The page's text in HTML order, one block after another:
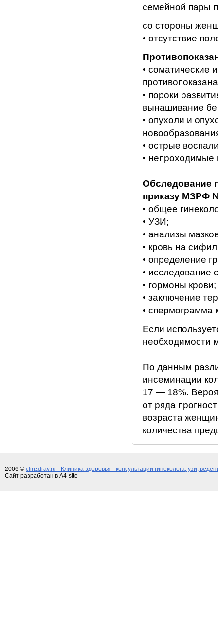
семейной пары
со стороны
• отсутствие
• соматические
• пороки
вынашивание
• опухоли и
• острые
• непроходимые
Обследование
приказу МЗРФ
• общее
• УЗИ;
• анализы
• кровь на
• определение
• исследование
• гормоны крови;
• заключение
• спермограмма
Если
необходимости
По данным
инсеминации
17 — 18%.
от ряда
возраста
количества
2006 © clinzdrav.ru - Клиника здоровья - консультации гинеколога, узи,
Сайт разработан в A4-site